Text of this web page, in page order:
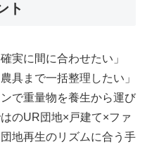
ト
実に間に合わせたい」
具まで一括整理したい」
で重量物を養生から運び
のUR団地×戸建て×ファ
地再生のリズムに合う手